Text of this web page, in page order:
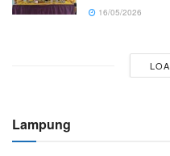
16/05/2026
Lampung